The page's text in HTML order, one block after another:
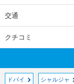
交通
クチコミ
ドバイ シャルジャ